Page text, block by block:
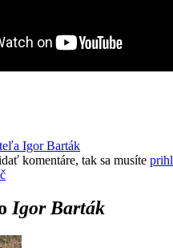
Igor Barták
komentáre, tak sa musíte
Igor Barták